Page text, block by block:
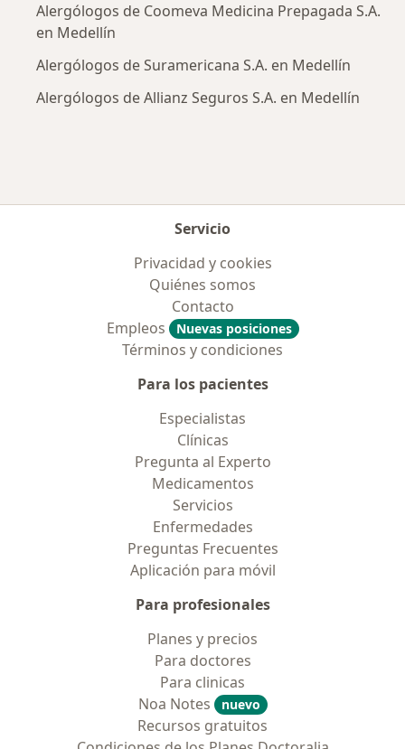
Alergólogos de Coomeva Medicina Prepagada S.A.
en Medellín
Alergólogos de Suramericana S.A. en Medellín
Alergólogos de Allianz Seguros S.A. en Medellín
Servicio
Privacidad y cookies
Quiénes somos
Contacto
Empleos
Nuevas posiciones
Términos y condiciones
Para los pacientes
Especialistas
Clínicas
Pregunta al Experto
Medicamentos
Servicios
Enfermedades
Preguntas Frecuentes
Aplicación para móvil
Para profesionales
Planes y precios
Para doctores
Para clinicas
Noa Notes
nuevo
Recursos gratuitos